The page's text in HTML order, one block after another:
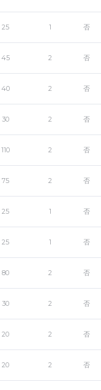
25 1 否
45 2 否
40 2 否
30 2 否
110 2 否
75 2 否
25 1 否
25 1 否
80 2 否
30 2 否
20 2 否
20 2 否